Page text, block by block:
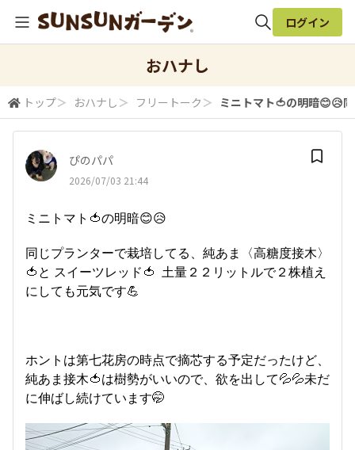
検索
ログイン
おハナし
トップ＞ おハナし ＞ フリートーク ＞ ミニトマト🍅の明暗😊😥
ぴのパパ
2026/07/03 21:44
ミニトマト🍅の明暗😊😥
同じプランターで栽培してる、純あま〈高糖度接木〉
🍅と スイーツレッド🍅 土量２２リットルで２株植え
にしても元気です💪
ホントは第七花房の時点で摘芯する予定だったけど、
純あま接木🍅は樹勢がいいので、欲を出して💦💦未だ
に伸ばし続けています🤭